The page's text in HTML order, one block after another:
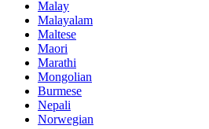
Malay
Malayalam
Maltese
Maori
Marathi
Mongolian
Burmese
Nepali
Norwegian